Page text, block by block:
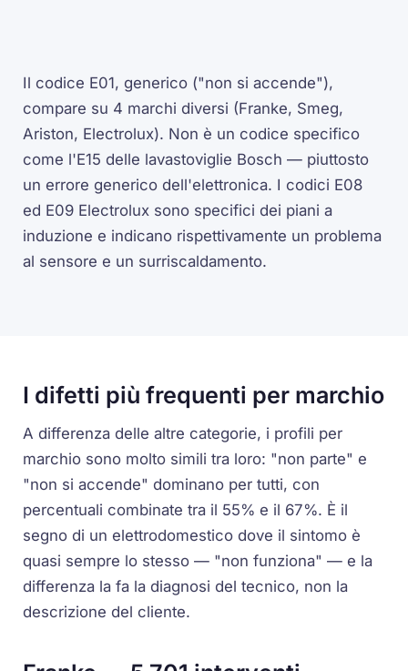
Il codice E01, generico ("non si accende"),
compare su 4 marchi diversi (Franke, Smeg,
Ariston, Electrolux). Non è un codice specifico
come l'E15 delle lavastoviglie Bosch — piuttosto
un errore generico dell'elettronica. I codici E08
ed E09 Electrolux sono specifici dei piani a
induzione e indicano rispettivamente un problema
al sensore e un surriscaldamento.
I difetti più frequenti per marchio
A differenza delle altre categorie, i profili per
marchio sono molto simili tra loro: "non parte" e
"non si accende" dominano per tutti, con
percentuali combinate tra il 55% e il 67%. È il
segno di un elettrodomestico dove il sintomo è
quasi sempre lo stesso — "non funziona" — e la
differenza la fa la diagnosi del tecnico, non la
descrizione del cliente.